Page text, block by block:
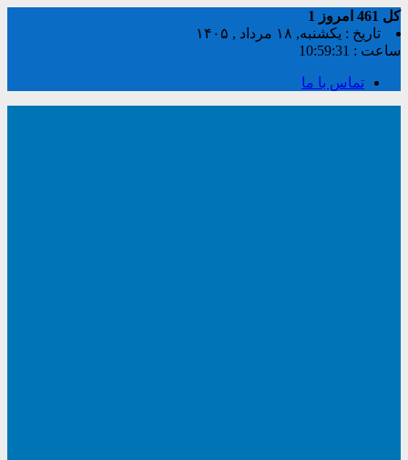
کل امروز
1
تاریخ : یکشنبه, ۱۸ مرداد , ۱۴۰۵
ساعت : 10:59:32
تماس با ما